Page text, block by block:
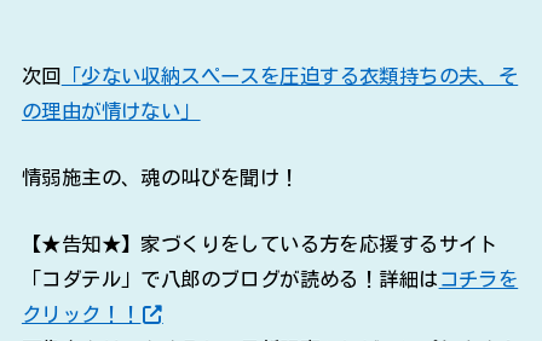
次回
「少ない収納スペースを圧迫する衣類持ちの夫、そ
の理由が情けない」
情弱施主の、魂の叫びを聞け！
【★告知★】家づくりをしている方を応援するサイト
「コダテル」で八郎のブログが読める！詳細は コチラを
クリック！！